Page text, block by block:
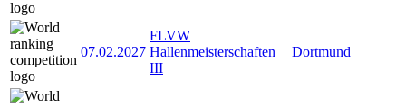
07.02.2027
FLVW
Hallenmeisterschaften
III
Dortmund